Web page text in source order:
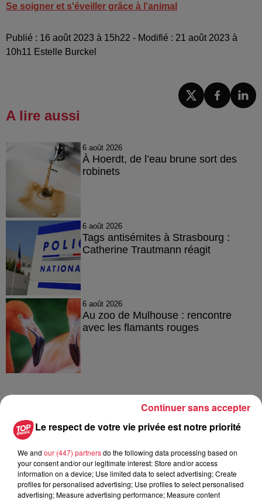
Se soigner et s'éveiller grâce à l'animal
Publié : 16 août 2023 à 15h22 - Modifié : 21 août 2023 à
10h11 Estelle Burckel
A lire aussi
6 août 2026
À Hoerdt, de l’eau brune sort des
robinets
6 août 2026
Tags antisémites à Strasbourg :
Catherine Trautmann réagit
6 août 2026
Au zoo de Mulhouse : rencontre
avec les flamants rouges
À découvrir également
Le respect de votre vie privée est notre priorité
We and our (447) partnersdo the following data processing based on
your consent and/or our legitimate interest: Store and/or access
information on a device; Use limited data to select advertising; Create
profiles for personalised advertising; Use profiles to select personalised
advertising; Measure advertising performance; Measure content
Continuer sans accepter